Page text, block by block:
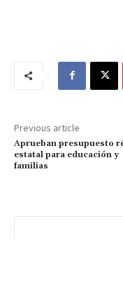
Previous article
Aprueban presupuesto
estatal para educación y
familias